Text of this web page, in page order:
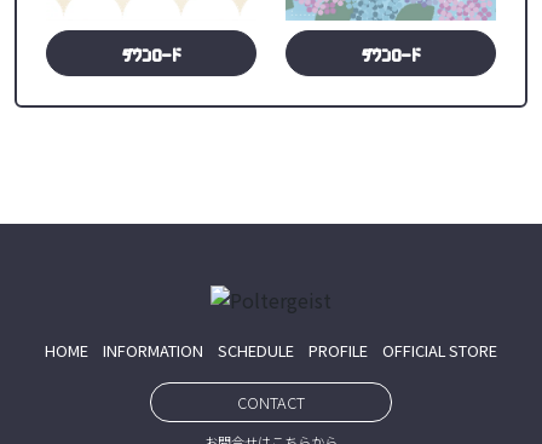
ダウンロード ダウンロード
HOME INFORMATION SCHEDULE PROFILE OFFICIAL STORE
CONTACT